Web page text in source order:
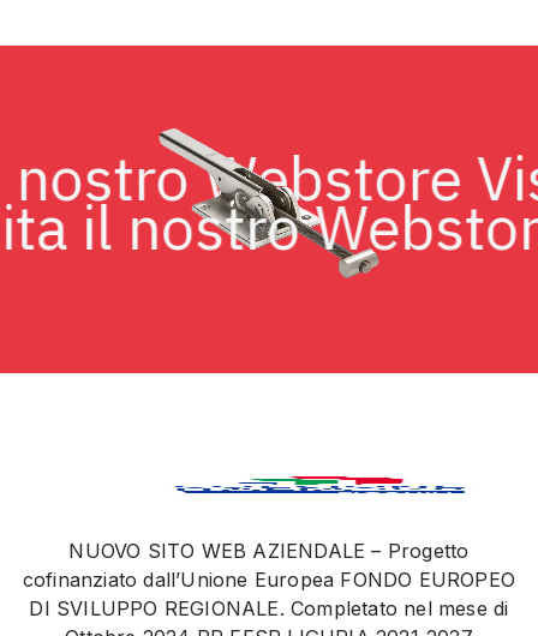
il nostro
il nostro
NUOVO SITO WEB AZIENDALE – Progetto
cofinanziato dall’Unione Europea FONDO EUROPEO
DI SVILUPPO REGIONALE. Completato nel mese di